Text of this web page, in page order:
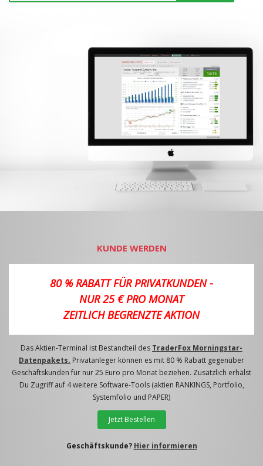
KUNDE WERDEN
80 % RABATT FÜR PRIVATKUNDEN -
NUR 25 € PRO MONAT
ZEITLICH BEGRENZTE AKTION
Das Aktien-Terminal ist Bestandteil des TraderFox Morningstar-
Datenpakets. Privatanleger können es mit 80 % Rabatt gegenüber
Geschäftskunden für nur 25 Euro pro Monat beziehen. Zusätzlich erhälst
Du Zugriff auf 4 weitere Software-Tools (aktien RANKINGS, Portfolio,
Systemfolio und PAPER)
Jetzt Bestellen
Geschäftskunde? Hier informieren